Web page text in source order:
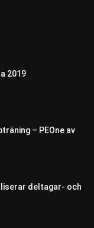
2019
– PEOne av
deltagar- och